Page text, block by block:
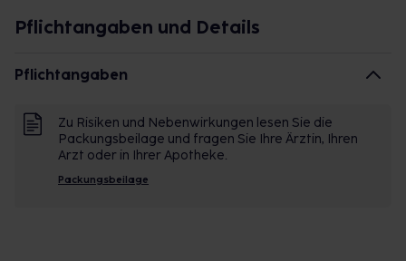
Pflichtangaben und Details
Pflichtangaben
Zu Risiken und Nebenwirkungen lesen Sie die
Packungsbeilage und fragen Sie Ihre Ärztin, Ihren
Arzt oder in Ihrer Apotheke.
Packungsbeilage